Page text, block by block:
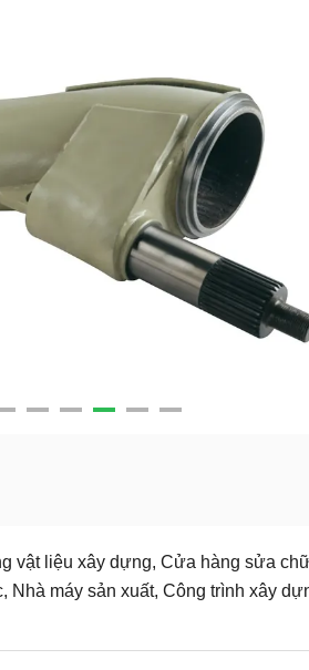
vật liệu xây dựng, Cửa hàng sửa
Nhà máy sản xuất, Công trình xây